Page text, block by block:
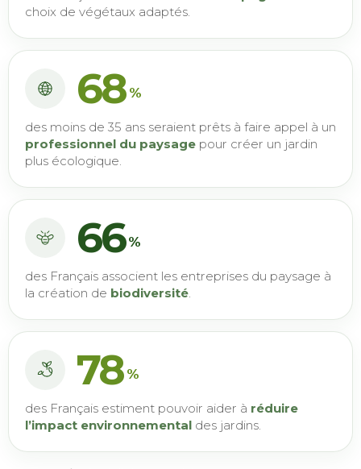
choix de végétaux adaptés.
68 %
des moins de 35 ans seraient prêts à faire appel à un
professionnel du paysage pour créer un jardin
plus écologique.
66 %
des Français associent les entreprises du paysage à
la création de biodiversité.
78 %
des Français estiment pouvoir aider à réduire
l’impact environnemental des jardins.